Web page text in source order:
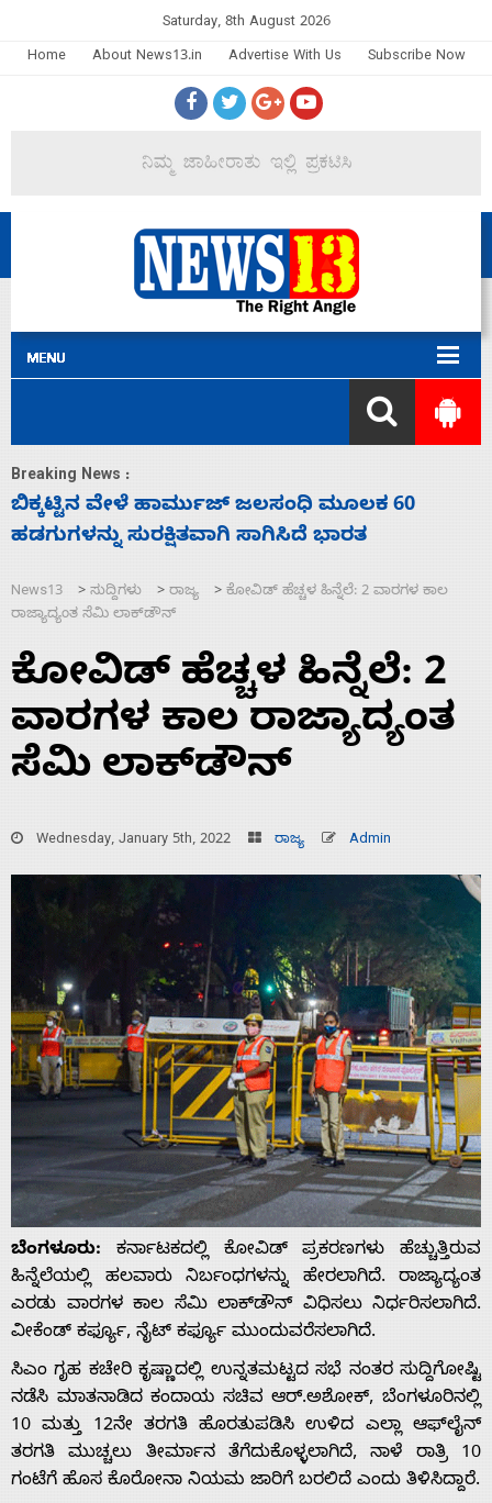
Saturday, 8th August 2026
Home
About News13.in Advertise With Us Subscribe Now
Breaking News :
ನಾಗೇಂದ್ರ ರಾಜೀನಾಮೆ ಕೊಡದಿದ್ದರೆ ಸದನ ನಡೆಸಲು
ಬಿಡೆವು: ಛಲವಾದಿ ನಾರಾಯಣಸ್ವಾಮಿ
News13 > ಸುದ್ದಿಗಳು > ರಾಜ್ಯ > ಕೋವಿಡ್‌ ಹೆಚ್ಚಳ ಹಿನ್ನೆಲೆ: 2 ವಾರಗಳ ಕಾಲ
ರಾಜ್ಯಾದ್ಯಂತ ಸೆಮಿ ಲಾಕ್‌ಡೌನ್
ಕೋವಿಡ್‌ ಹೆಚ್ಚಳ ಹಿನ್ನೆಲೆ: 2
ವಾರಗಳ ಕಾಲ ರಾಜ್ಯಾದ್ಯಂತ
ಸೆಮಿ ಲಾಕ್‌ಡೌನ್
Wednesday, January 5th, 2022 ರಾಜ್ಯ Admin
ಬೆಂಗಳೂರು: ಕರ್ನಾಟಕದಲ್ಲಿ ಕೋವಿಡ್ ಪ್ರಕರಣಗಳು ಹೆಚ್ಚುತ್ತಿರುವ
ಹಿನ್ನೆಲೆಯಲ್ಲಿ ಹಲವಾರು ನಿರ್ಬಂಧಗಳನ್ನು ಹೇರಲಾಗಿದೆ. ರಾಜ್ಯಾದ್ಯಂತ
ಎರಡು ವಾರಗಳ ಕಾಲ ಸೆಮಿ ಲಾಕ್‌ಡೌನ್ ವಿಧಿಸಲು ನಿರ್ಧರಿಸಲಾಗಿದೆ.
ವೀಕೆಂಡ್ ಕರ್ಫ್ಯೂ, ನೈಟ್ ಕರ್ಫ್ಯೂ ಮುಂದುವರೆಸಲಾಗಿದೆ.
ಸಿಎಂ ಗೃಹ ಕಚೇರಿ ಕೃಷ್ಣಾದಲ್ಲಿ ಉನ್ನತಮಟ್ಟದ ಸಭೆ ನಂತರ ಸುದ್ದಿಗೋಷ್ಟಿ
ನಡೆಸಿ ಮಾತನಾಡಿದ ಕಂದಾಯ ಸಚಿವ ಆರ್​.ಅಶೋಕ್, ಬೆಂಗಳೂರಿನಲ್ಲಿ
10 ಮತ್ತು 12ನೇ ತರಗತಿ ಹೊರತುಪಡಿಸಿ ಉಳಿದ ಎಲ್ಲಾ ಆಫ್​ಲೈನ್​
ತರಗತಿ ಮುಚ್ಚಲು ತೀರ್ಮಾನ ತೆಗೆದುಕೊಳ್ಳಲಾಗಿದೆ, ನಾಳೆ ರಾತ್ರಿ 10
ಗಂಟೆಗೆ ಹೊಸ ಕೊರೋನಾ ನಿಯಮ ಜಾರಿಗೆ ಬರಲಿದೆ ಎಂದು ತಿಳಿಸಿದ್ದಾರೆ.